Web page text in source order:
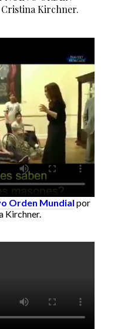
Kirchner.
Orden Mundial por
Kirchner.